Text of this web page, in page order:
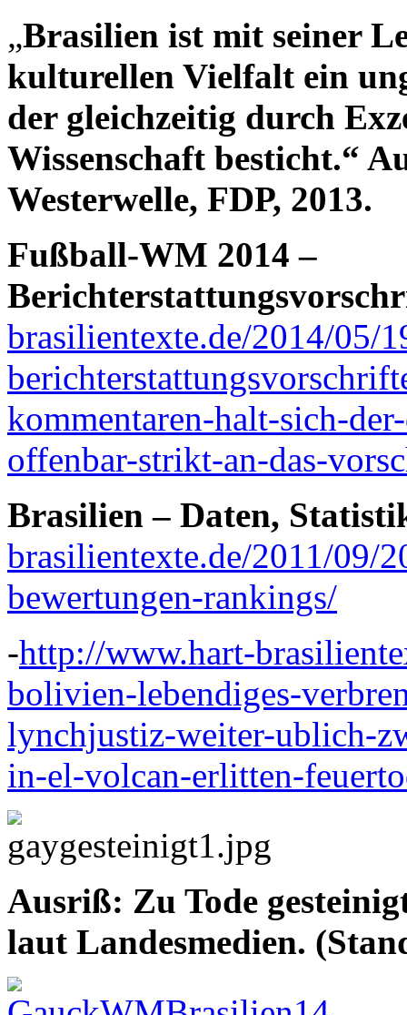
„Brasilien ist mit seiner
kulturellen Vielfalt ein
der gleichzeitig durch
Wissenschaft besticht.“
Westerwelle, FDP, 2013.
Fußball-WM 2014 –
brasilientexte.de/2014/05/
kommentaren-halt-sich-
offenbar-strikt-an-das-
Brasilien – Daten,
brasilientexte.de/2011/09/
bewertungen-rankings/
-http://www.hart-
bolivien-lebendiges-
lynchjustiz-weiter-ublich-
in-el-volcan-erlitten-
Ausriß: Zu Tode
laut Landesmedien.